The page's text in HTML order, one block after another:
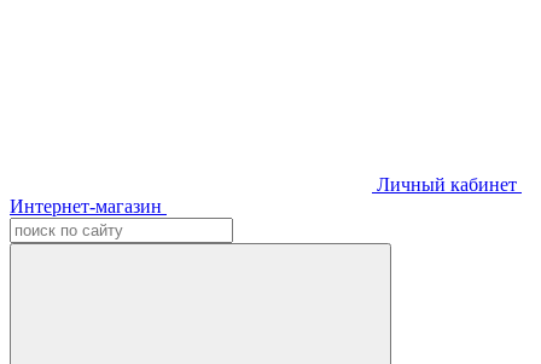
Личный кабинет
Интернет-магазин